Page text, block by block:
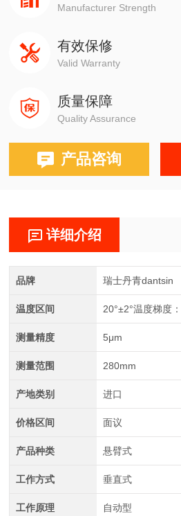
Manufacturer Strength
有效保修
Valid Warranty
质量保障
Quality Assurance
产品咨询
详细介绍
品牌 瑞士丹青dantsin
温度区间 20°±2°温度梯度
测量精度 5μm
测量范围 280mm
产地类别 进口
价格区间 面议
产品种类 悬臂式
工作方式 垂直式
工作原理 自动型